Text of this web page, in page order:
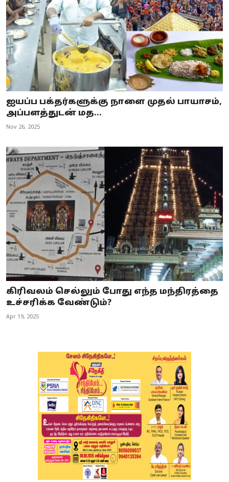
ஐயப்ப பக்தர்களுக்கு நாளை முதல் பாயாசம்,
அப்பளத்துடன் மத...
Nov 26, 2025
கிரிவலம் செல்லும் போது எந்த மந்திரத்தை
உச்சரிக்க வேண்டும்?
Apr 19, 2025